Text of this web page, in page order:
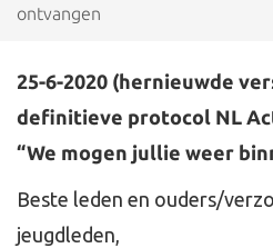
ontvangen
25-6-2020 (hernieuwde
definitieve protocol NL
“We mogen jullie weer
Beste leden en ouders/
jeugdleden,